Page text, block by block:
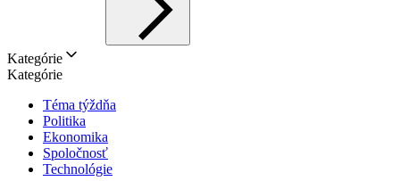
Kategórie
Kategórie
Téma týždňa
Politika
Ekonomika
Spoločnosť
Technológie